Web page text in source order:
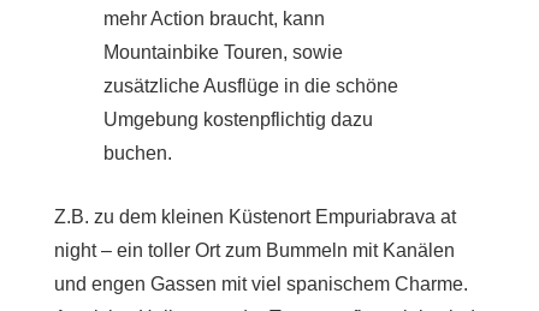
mehr Action braucht, kann
Mountainbike Touren, sowie
zusätzliche Ausflüge in die schöne
Umgebung kostenpflichtig dazu
buchen.
Z.B. zu dem kleinen Küstenort Empuriabrava at
night – ein toller Ort zum Bummeln mit Kanälen
und engen Gassen mit viel spanischem Charme.